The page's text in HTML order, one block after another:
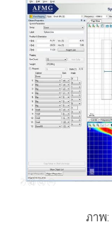
ภาพ: